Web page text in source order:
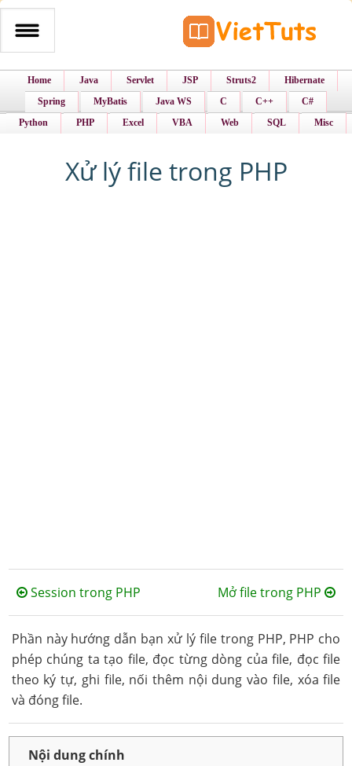
Home Java Servlet JSP Struts2
Hibernate
Spring
MyBatis Java WS C C++
C#
Python
PHP Excel VBA Web SQL Misc
Xử lý file trong PHP
Session trong PHP Mở file trong PHP
Phần này hướng dẫn bạn xử lý file trong PHP, PHP cho
phép chúng ta tạo file, đọc từng dòng của file, đọc file
theo ký tự, ghi file, nối thêm nội dung vào file, xóa file
và đóng file.
Nội dung chính